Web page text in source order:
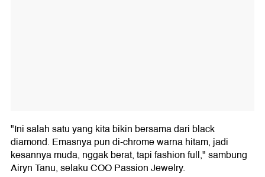
"Ini salah satu yang kita bikin bersama dari black
diamond. Emasnya pun di-chrome warna hitam, jadi
kesannya muda, nggak berat, tapi fashion full," sambung
Airyn Tanu, selaku COO Passion Jewelry.